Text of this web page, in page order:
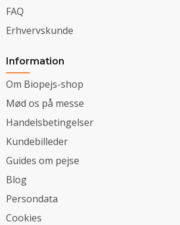
FAQ
Erhvervskunde
Information
Om Biopejs-shop
Mød os på messe
Handelsbetingelser
Kundebilleder
Guides om pejse
Blog
Persondata
Cookies